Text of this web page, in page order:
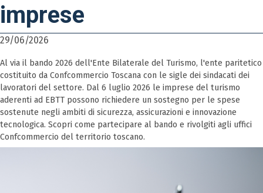
imprese
29/06/2026
Al via il bando 2026 dell'Ente Bilaterale del Turismo, l'ente paritetico
costituito da Confcommercio Toscana con le sigle dei sindacati dei
lavoratori del settore. Dal 6 luglio 2026 le imprese del turismo
aderenti ad EBTT possono richiedere un sostegno per le spese
sostenute negli ambiti di sicurezza, assicurazioni e innovazione
tecnologica. Scopri come partecipare al bando e rivolgiti agli uffici
Confcommercio del territorio toscano.